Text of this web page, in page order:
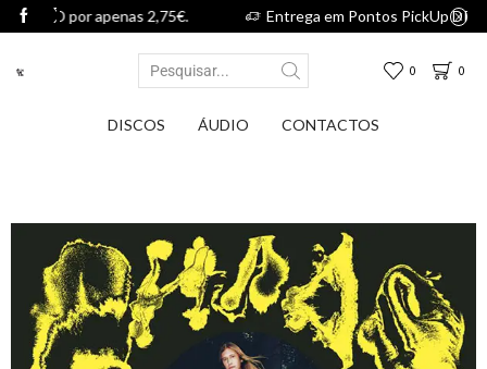
2,75€. Entrega em Pontos PickUp DPD por apenas 2,75€.
0 0
DISCOS ÁUDIO CONTACTOS